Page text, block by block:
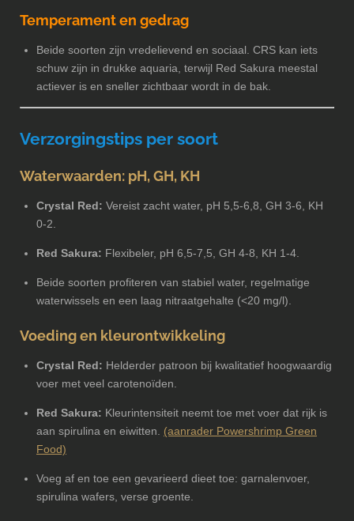
Temperament en gedrag
Beide soorten zijn vredelievend en sociaal. CRS kan iets
schuw zijn in drukke aquaria, terwijl Red Sakura meestal
actiever is en sneller zichtbaar wordt in de bak.
Verzorgingstips per soort
Waterwaarden: pH, GH, KH
Crystal Red: Vereist zacht water, pH 5,5-6,8, GH 3-6, KH
0-2.
Red Sakura: Flexibeler, pH 6,5-7,5, GH 4-8, KH 1-4.
Beide soorten profiteren van stabiel water, regelmatige
waterwissels en een laag nitraatgehalte (<20 mg/l).
Voeding en kleurontwikkeling
Crystal Red: Helderder patroon bij kwalitatief hoogwaardig
voer met veel carotenoïden.
Red Sakura: Kleurintensiteit neemt toe met voer dat rijk is
aan spirulina en eiwitten. (aanrader Powershrimp Green
Food)
Voeg af en toe een gevarieerd dieet toe: garnalenvoer,
spirulina wafers, verse groente.